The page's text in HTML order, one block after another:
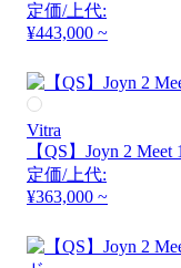
定価/上代:
¥443,000 ~
Vitra
【QS】Joyn 2
定価/上代:
¥363,000 ~